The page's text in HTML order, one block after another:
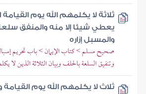
ثلاثة لا يكلمهم الله يوم القيامة
يعطي شيئا إلا منه والمنفق
والمسبل إزاره
صحيح مسلم > كتاب الإيمان > باب تحريم إسبال
وتنفيق السلعة بالحلف وبيان الثلاثة الذين لا
ثلاث لا يكلمهم الله يوم القيامة